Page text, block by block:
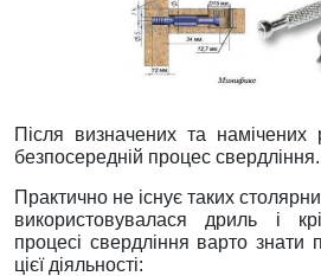
Після визначених та намічених
безпосередній процес свердління.
Практично не існує таких
використовувалася дриль і
процесі свердління варто знати
цієї діяльності: